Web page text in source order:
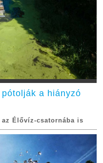
a hiányzó
Élővíz-csatornába is